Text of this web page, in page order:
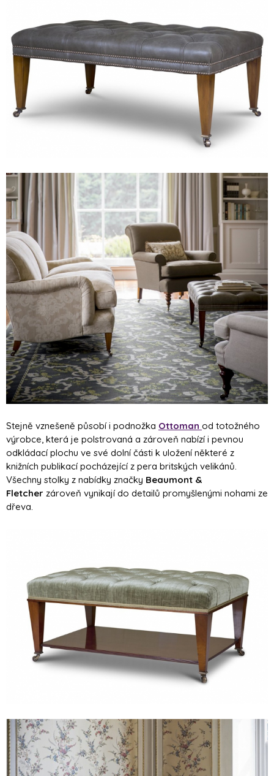
Stejně vznešeně působí i podnožka Ottoman od totožného
výrobce, která je polstrovaná a zároveň nabízí i pevnou
odkládací plochu ve své dolní části k uložení některé z
knižních publikací pocházející z pera britských velikánů.
Všechny stolky z nabídky značky Beaumont &
Fletcher zároveň vynikají do detailů promyšlenými nohami ze
dřeva.